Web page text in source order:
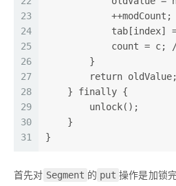
23
24
25
26
27
28
29
30
31
tab[index]
count = c;
        }
return
    } finally {
        unlock();
    }
}
首先对 Segment 的 put 操作是加锁